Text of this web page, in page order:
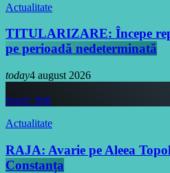
Actualitate
TITULARIZARE: Începe
pe perioadă nedeterminată
today4 august 2026
insert_link
Actualitate
RAJA: Avarie pe Aleea
Constanța